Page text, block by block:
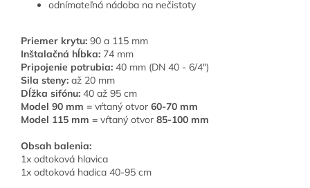
odnímateľná nádoba na nečistoty
Priemer krytu: 90 a 115 mm
Inštalačná hĺbka: 74 mm
Pripojenie potrubia: 40 mm (DN 40 - 6/4")
Sila steny: až 20 mm
Dĺžka sifónu: 40 až 95 cm
Model 90 mm = vŕtaný otvor 60-70 mm
Model 115 mm = vŕtaný otvor 85-100 mm
Obsah balenia:
1x odtoková hlavica
1x odtoková hadica 40-95 cm